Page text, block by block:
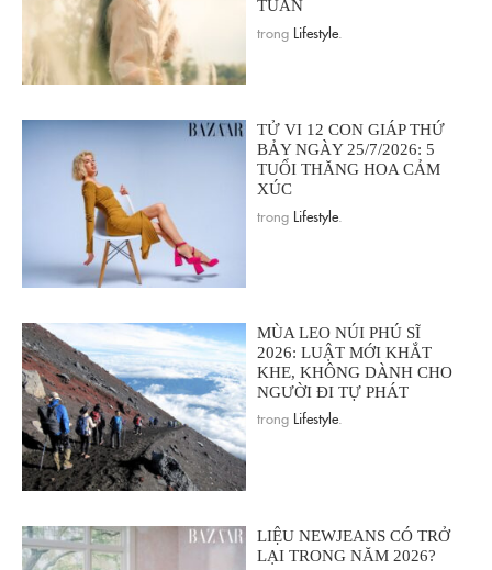
TUẦN
trong Lifestyle
TỬ VI 12 CON GIÁP THỨ
BẢY NGÀY 25/7/2026: 5
TUỔI THĂNG HOA CẢM
XÚC
trong Lifestyle
MÙA LEO NÚI PHÚ SĨ
2026: LUẬT MỚI KHẮT
KHE, KHÔNG DÀNH CHO
NGƯỜI ĐI TỰ PHÁT
trong Lifestyle
LIỆU NEWJEANS CÓ TRỞ
LẠI TRONG NĂM 2026?